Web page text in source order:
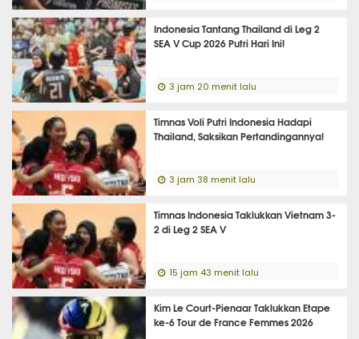
Indonesia Tantang Thailand di Leg 2
SEA V Cup 2026 Putri Hari Ini!
3 jam 20 menit lalu
Timnas Voli Putri Indonesia Hadapi
Thailand, Saksikan Pertandingannya!
3 jam 38 menit lalu
Timnas Indonesia Taklukkan Vietnam 3-
2 di Leg 2 SEA V
15 jam 43 menit lalu
Kim Le Court-Pienaar Taklukkan Etape
ke-6 Tour de France Femmes 2026